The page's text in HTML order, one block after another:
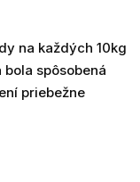
na každých 10kg
spôsobená
priebežne